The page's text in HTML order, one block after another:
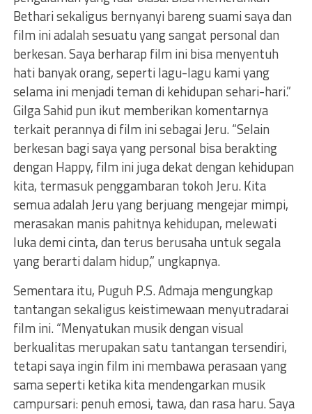
Bethari sekaligus bernyanyi bareng suami saya dan
film ini adalah sesuatu yang sangat personal dan
berkesan. Saya berharap film ini bisa menyentuh
hati banyak orang, seperti lagu-lagu kami yang
selama ini menjadi teman di kehidupan sehari-hari.”
Gilga Sahid pun ikut memberikan komentarnya
terkait perannya di film ini sebagai Jeru. “Selain
berkesan bagi saya yang personal bisa berakting
dengan Happy, film ini juga dekat dengan kehidupan
kita, termasuk penggambaran tokoh Jeru. Kita
semua adalah Jeru yang berjuang mengejar mimpi,
merasakan manis pahitnya kehidupan, melewati
luka demi cinta, dan terus berusaha untuk segala
yang berarti dalam hidup,” ungkapnya.
Sementara itu, Puguh P.S. Admaja mengungkap
tantangan sekaligus keistimewaan menyutradarai
film ini. “Menyatukan musik dengan visual
berkualitas merupakan satu tantangan tersendiri,
tetapi saya ingin film ini membawa perasaan yang
sama seperti ketika kita mendengarkan musik
campursari: penuh emosi, tawa, dan rasa haru. Saya